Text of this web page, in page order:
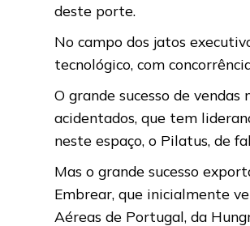
deste porte.
No campo dos jatos
tecnológico, com
O grande sucesso de
acidentados, que tem
neste espaço, o Pilatus, de
Mas o grande sucesso
Embrear, que inicialmente
Aéreas de Portugal, da